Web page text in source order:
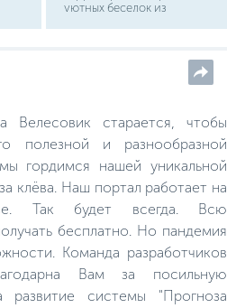
уютных беседок из
оснастили мангалами и
оборудовали мосточки.
Велесовик старается, чтобы
полезной и разнообразной
гордимся нашей уникальной
клёва. Наш портал работает на
Так будет всегда. Всю
бесплатно. Но пандемия
Команда разработчиков
Вам за посильную
системы "Прогноза